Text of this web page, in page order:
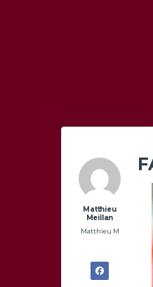
Matthieu
Meillan
Matthieu M